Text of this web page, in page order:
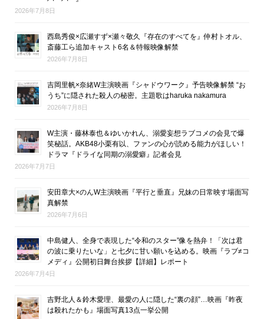
2026年7月8日
西島秀俊×広瀬すず×瀬々敬久『存在のすべてを』仲村トオル、
斎藤工ら追加キャスト6名＆特報映像解禁
2026年7月8日
吉岡里帆×奈緒W主演映画『シャドウワーク』予告映像解禁 “お
うち”に隠された殺人の秘密。主題歌はharuka nakamura
2026年7月8日
W主演・藤林泰也＆ゆいかれん、溺愛妄想ラブコメの会見で爆
笑秘話。AKB48小栗有以、ファンの心が読める能力がほしい！
ドラマ『ドライな同期の溺愛癖』記者会見
2026年7月7日
安田章大×のんW主演映画『平行と垂直』兄妹の日常映す場面写
真解禁
2026年7月6日
中島健人、全身で表現した“令和のスター”像を熱弁！「次は君
の波に乗りたいな」と七夕に甘い願いを込める。映画『ラブ≠コ
メディ』公開初日舞台挨拶【詳細】レポート
2026年7月4日
吉野北人＆鈴木愛理、最愛の人に隠した“裏の顔”…映画『昨夜
は殺れたかも』場面写真13点一挙公開